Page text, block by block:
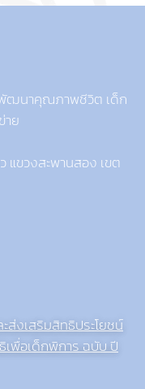
พัฒนาคุณภาพชีวิต เด็ก
าย
แขวงสะพานสอง เขต
ส่งเสริมสิทธิประโยชน์
พื่อเด็กพิการ ฉบับ ปี